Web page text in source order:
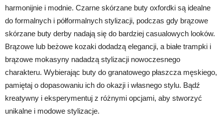
harmonijnie i modnie. Czarne skórzane buty oxfordki są idealne
do formalnych i półformalnych stylizacji, podczas gdy brązowe
skórzane buty derby nadają się do bardziej casualowych looków.
Brązowe lub beżowe kozaki dodadzą elegancji, a białe trampki i
brązowe mokasyny nadadzą stylizacji nowoczesnego
charakteru. Wybierając buty do granatowego płaszcza męskiego,
pamiętaj o dopasowaniu ich do okazji i własnego stylu. Bądź
kreatywny i eksperymentuj z różnymi opcjami, aby stworzyć
unikalne i modowe stylizacje.